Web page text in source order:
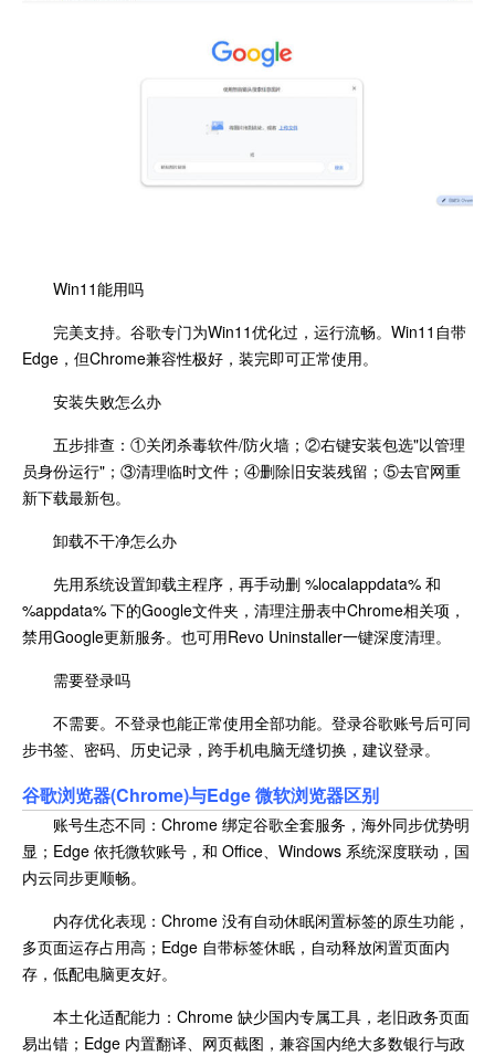
Win11能用吗
完美支持。谷歌专门为Win11优化过，运行流畅。Win11自带
Edge，但Chrome兼容性极好，装完即可正常使用。
安装失败怎么办
五步排查：①关闭杀毒软件/防火墙；②右键安装包选"以管理
员身份运行"；③清理临时文件；④删除旧安装残留；⑤去官网重
新下载最新包。
卸载不干净怎么办
先用系统设置卸载主程序，再手动删 %localappdata% 和
%appdata% 下的Google文件夹，清理注册表中Chrome相关项，
禁用Google更新服务。也可用Revo Uninstaller一键深度清理。
需要登录吗
不需要。不登录也能正常使用全部功能。登录谷歌账号后可同
步书签、密码、历史记录，跨手机电脑无缝切换，建议登录。
谷歌浏览器(Chrome)与Edge 微软浏览器区别
账号生态不同：Chrome 绑定谷歌全套服务，海外同步优势明
显；Edge 依托微软账号，和 Office、Windows 系统深度联动，国
内云同步更顺畅。
内存优化表现：Chrome 没有自动休眠闲置标签的原生功能，
多页面运存占用高；Edge 自带标签休眠，自动释放闲置页面内
存，低配电脑更友好。
本土化适配能力：Chrome 缺少国内专属工具，老旧政务页面
易出错；Edge 内置翻译、网页截图，兼容国内绝大多数银行与政